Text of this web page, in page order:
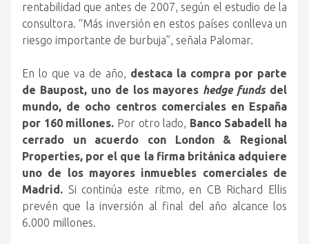
rentabilidad que antes de 2007, según el estudio de la
consultora. “Más inversión en estos países conlleva un
riesgo importante de burbuja”, señala Palomar.
En lo que va de año, destaca la compra por parte
de Baupost, uno de los mayores hedge fundsdel
mundo, de ocho centros comerciales en España
por 160 millones. Por otro lado, Banco Sabadell ha
cerrado un acuerdo con London & Regional
Properties, por el que la firma británica adquiere
uno de los mayores inmuebles comerciales de
Madrid. Si continúa este ritmo, en CB Richard Ellis
prevén que la inversión al final del año alcance los
6.000 millones.